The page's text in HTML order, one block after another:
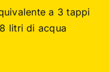
a 3 tappi
litri di acqua